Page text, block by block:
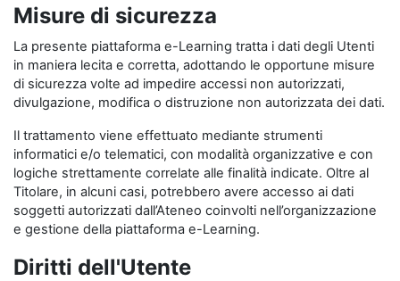
Misure di sicurezza
La presente piattaforma e-Learning tratta i dati degli Utenti
in maniera lecita e corretta, adottando le opportune misure
di sicurezza volte ad impedire accessi non autorizzati,
divulgazione, modifica o distruzione non autorizzata dei dati.
Il trattamento viene effettuato mediante strumenti
informatici e/o telematici, con modalità organizzative e con
logiche strettamente correlate alle finalità indicate. Oltre al
Titolare, in alcuni casi, potrebbero avere accesso ai dati
soggetti autorizzati dall’Ateneo coinvolti nell’organizzazione
e gestione della piattaforma e-Learning.
Diritti dell'Utente